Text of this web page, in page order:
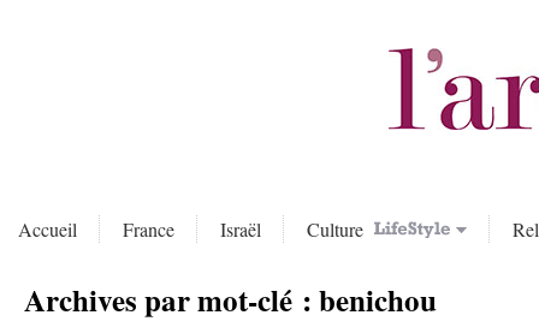
Accueil France Israël Culture
Archives par mot-clé :benichou